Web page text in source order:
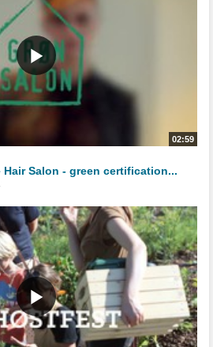
02:59
Salon - green certification...